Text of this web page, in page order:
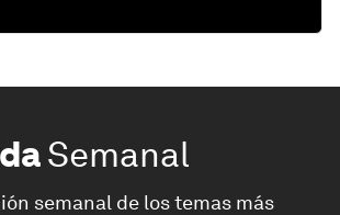
Semanal
semanal de los temas más